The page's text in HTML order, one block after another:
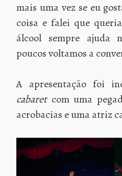
mais uma vez se eu
coisa e falei que
álcool sempre ajuda
poucos voltamos a
A apresentação foi
cabaretcom uma
acrobacias e uma atriz